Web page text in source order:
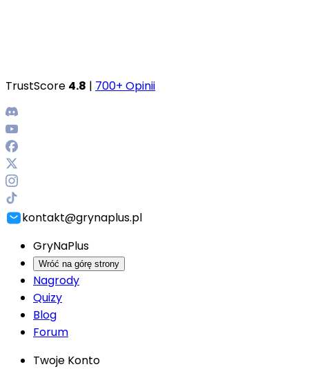
TrustScore 4.8 | 700+ Opinii
kontakt@grynaplus.pl
GryNaPlus
Wróć na górę strony
Nagrody
Quizy
Blog
Forum
Twoje Konto